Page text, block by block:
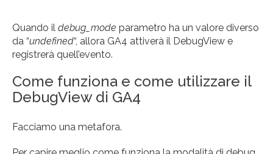
Quando il debug_mode parametro ha un valore diverso
da “undefined“, allora GA4 attiverà il DebugView e
registrerà quell’evento.
Come funziona e come utilizzare il
DebugView di GA4
Facciamo una metafora.